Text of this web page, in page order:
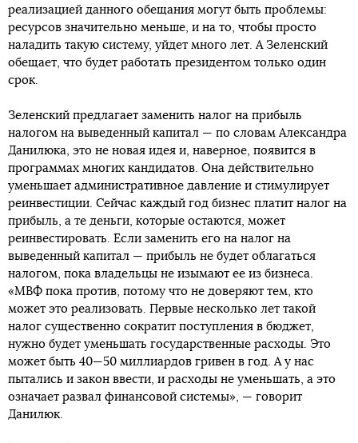
реализацией данного обещания могут быть проблемы:
ресурсов значительно меньше, и на то, чтобы просто
наладить такую систему, уйдет много лет. А Зеленский
обещает, что будет работать президентом только один
срок.
Зеленский предлагает заменить налог на прибыль
налогом на выведенный капитал — по словам Александра
Данилюка, это не новая идея и, наверное, появится в
программах многих кандидатов. Она действительно
уменьшает административное давление и стимулирует
реинвестиции. Сейчас каждый год бизнес платит налог на
прибыль, а те деньги, которые остаются, может
реинвестировать. Если заменить его на налог на
выведенный капитал — прибыль не будет облагаться
налогом, пока владельцы не изымают ее из бизнеса.
«МВФ пока против, потому что не доверяют тем, кто
может это реализовать. Первые несколько лет такой
налог существенно сократит поступления в бюджет,
нужно будет уменьшать государственные расходы. Это
может быть 40—50 миллиардов гривен в год. А у нас
пытались и закон ввести, и расходы не уменьшать, а это
означает развал финансовой системы», — говорит
Данилюк.